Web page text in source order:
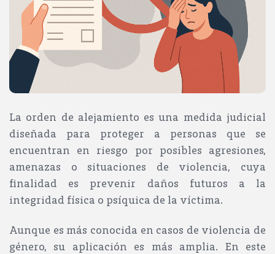
La orden de alejamiento es una medida judicial
diseñada para proteger a personas que se
encuentran en riesgo por posibles agresiones,
amenazas o situaciones de violencia, cuya
finalidad es prevenir daños futuros a la
integridad física o psíquica de la víctima.
Aunque es más conocida en casos de violencia de
género, su aplicación es más amplia. En este